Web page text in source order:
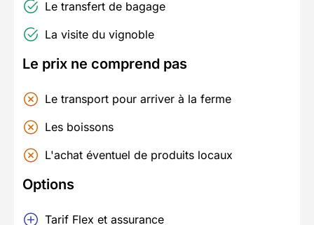
Le transfert de bagage
La visite du vignoble
Le prix ne comprend pas
Le transport pour arriver à la ferme
Les boissons
L'achat éventuel de produits locaux
Options
Tarif Flex et assurance